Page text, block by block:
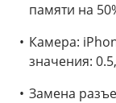
памяти на
Камера:
значения:
Замена